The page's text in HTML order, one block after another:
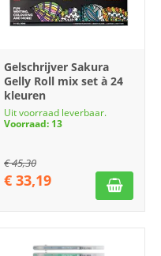
Gelschrijver Sakura
Gelly Roll mix set à 24
kleuren
Uit voorraad leverbaar.
Voorraad: 13
€45,30
€ 33,19